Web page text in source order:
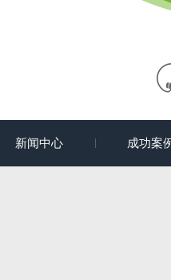
新闻中心 成功案